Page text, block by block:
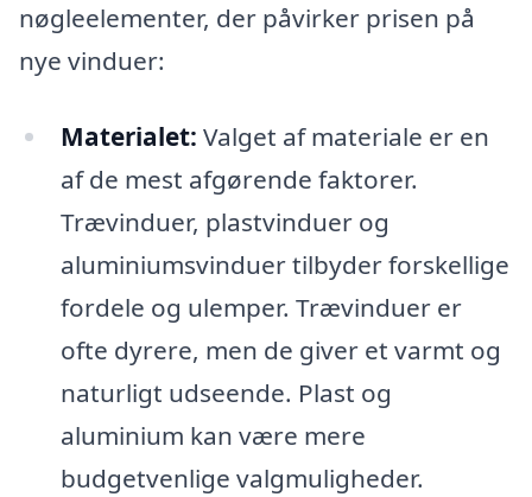
nøgleelementer, der påvirker prisen på
nye vinduer:
Materialet: Valget af materiale er en
af de mest afgørende faktorer.
Trævinduer, plastvinduer og
aluminiumsvinduer tilbyder forskellige
fordele og ulemper. Trævinduer er
ofte dyrere, men de giver et varmt og
naturligt udseende. Plast og
aluminium kan være mere
budgetvenlige valgmuligheder.